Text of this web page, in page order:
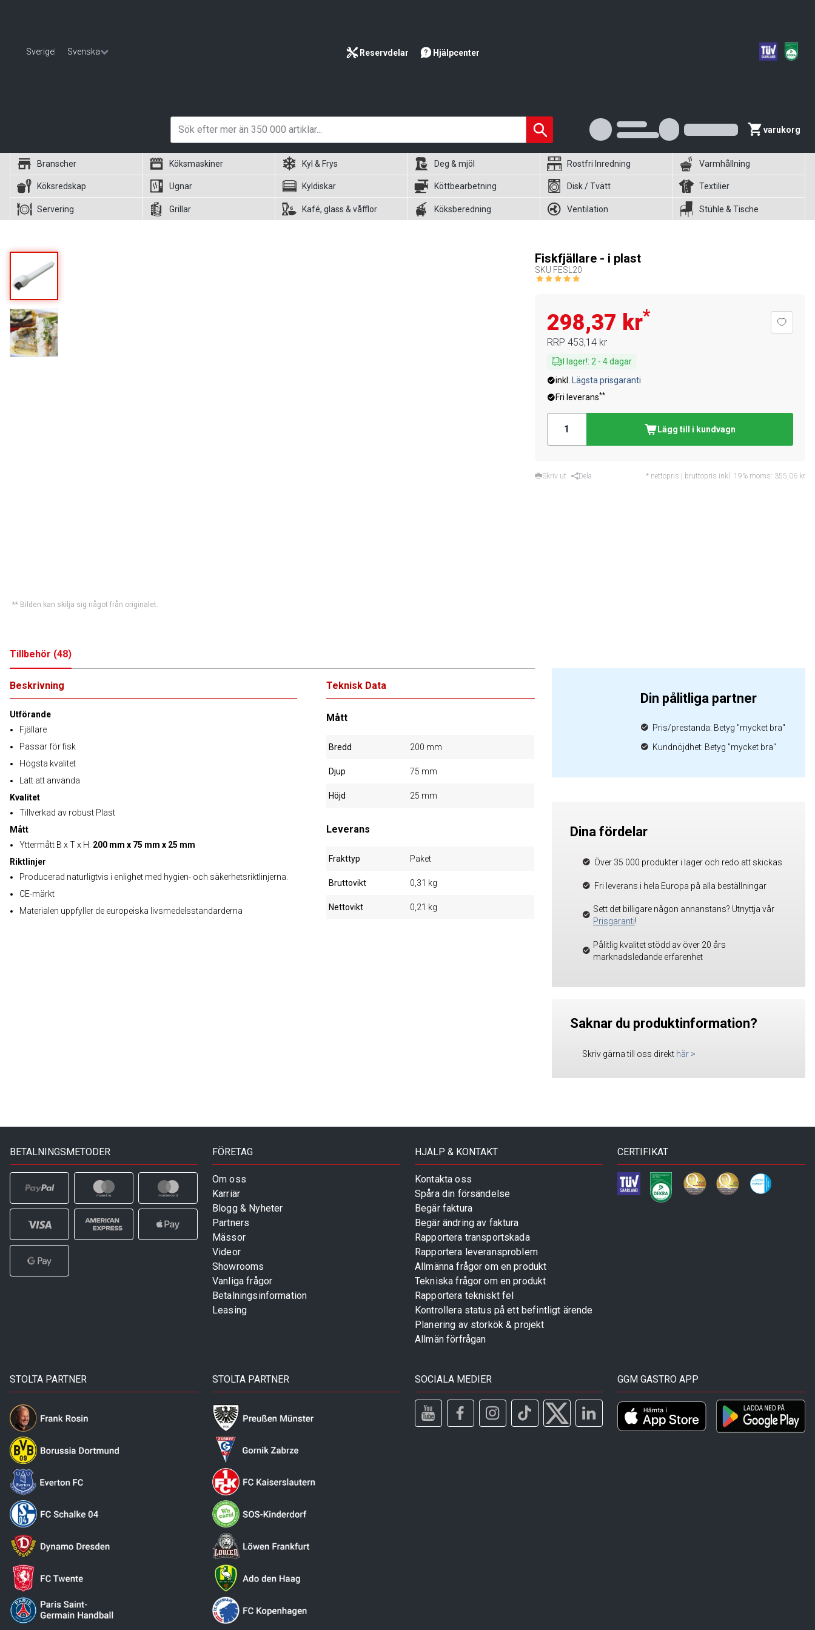
Sverige Svenska Reservdelar Hjälpcenter
varukorg
Branscher Köksmaskiner Kyl & Frys Deg & mjöl Rostfri Inredning Varmhållning
Köksredskap Ugnar Kyldiskar Köttbearbetning Disk / Tvätt Textilier
Servering Grillar Kafé, glass & våfflor Köksberedning Ventilation Stühle & Tische
** Bilden kan skilja sig något från originalet.
Fiskfjällare - i plast
SKU FESL20
298,37 kr*
RRP 453,14 kr
I lager!: 2 - 4dagar
inkl.
Lägsta prisgaranti
Fri leverans**
Lägg till i kundvagn
Skriv ut Dela * nettopris | bruttopris inkl. 19% moms: 355,06 kr
Tillbehör (48)
Beskrivning
Utförande
Fjällare
Passar för fisk
Högsta kvalitet
Lätt att använda
Kvalitet
Tillverkad av robust Plast
Mått
Yttermått B x T x H: 200 mm x 75 mm x 25 mm
Riktlinjer
Producerad naturligtvis i enlighet med hygien- och säkerhetsriktlinjerna.
CE-märkt
Materialen uppfyller de europeiska livsmedelsstandarderna
Teknisk Data
Mått
Bredd 200 mm
Djup 75 mm
Höjd 25 mm
Leverans
Frakttyp Paket
Bruttovikt 0,31 kg
Nettovikt 0,21 kg
Din pålitliga partner
Pris/prestanda: Betyg "mycket bra"
Kundnöjdhet: Betyg "mycket bra"
Dina fördelar
Över 35 000 produkter i lager och redo att skickas
Fri leverans i hela Europa på alla beställningar
Sett det billigare någon annanstans? Utnyttja vår
Prisgaranti!
Pålitlig kvalitet stödd av över 20 års
marknadsledande erfarenhet
Saknar du produktinformation?
Skriv gärna till oss direkt här >
BETALNINGSMETODER FÖRETAG
Om oss
Karriär
Blogg & Nyheter
Partners
Mässor
Videor
Showrooms
Vanliga frågor
Betalningsinformation
Leasing
HJÄLP & KONTAKT
Kontakta oss
Spåra din försändelse
Begär faktura
Begär ändring av faktura
Rapportera transportskada
Rapportera leveransproblem
Allmänna frågor om en produkt
Tekniska frågor om en produkt
Rapportera tekniskt fel
Kontrollera status på ett befintligt ärende
Planering av storkök & projekt
Allmän förfrågan
CERTIFIKAT
STOLTA PARTNER STOLTA PARTNER SOCIALA MEDIER GGM GASTRO APP